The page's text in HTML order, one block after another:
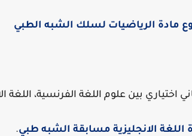
مادة الرياضيات لسلك الشبه الطبي
اختياري بين علوم اللغة الفرنسية، اللغة
الانجليزية مسابقة الشبه طبي.